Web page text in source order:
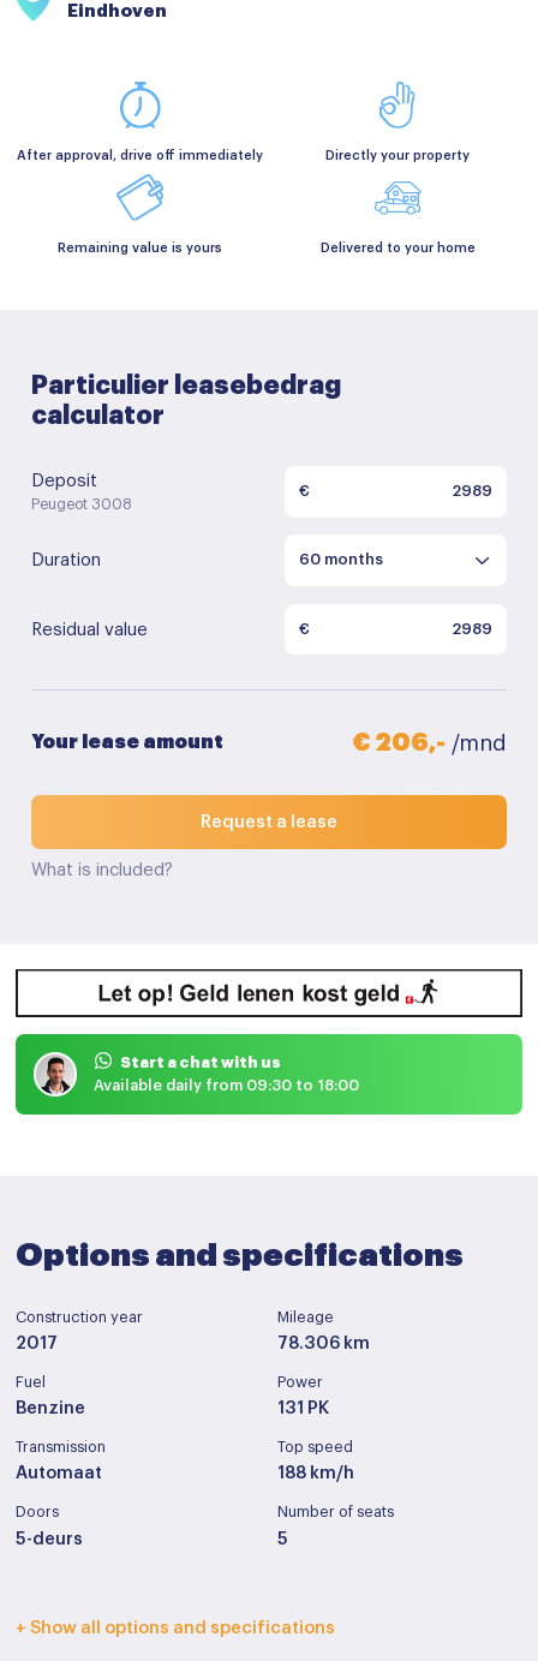
Eindhoven
After approval, drive off immediately Directly your property
Remaining value is yours Delivered to your home
Particulier leasebedrag
calculator
Deposit
Peugeot 3008
€
Duration
Residual value €
Your lease amount € 206,- /mnd
Request a lease
What is included?
Start a chat with us
Available daily from 09:30 to 18:00
Options and specifications
Construction year
2017
Mileage
78.306 km
Fuel
Benzine
Power
131 PK
Transmission
Automaat
Top speed
188 km/h
Doors
5-deurs
Number of seats
5
Interior color Upholstery
+ Show all options and specifications